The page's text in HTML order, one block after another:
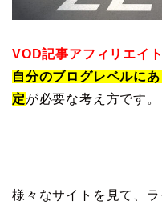
VOD記事アフィリエイト
自分のブログレベルに
定が必要な考え方です。
様々なサイトを見て、